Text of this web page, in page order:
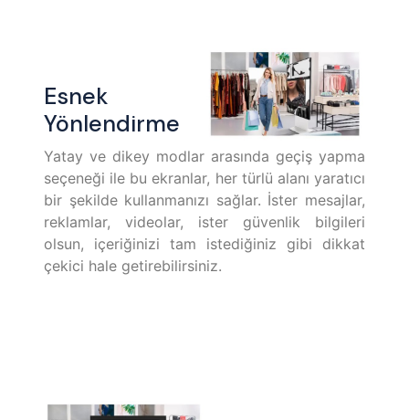
Esnek
Yönlendirme
Yatay ve dikey modlar arasında geçiş yapma
seçeneği ile bu ekranlar, her türlü alanı yaratıcı
bir şekilde kullanmanızı sağlar. İster mesajlar,
reklamlar, videolar, ister güvenlik bilgileri
olsun, içeriğinizi tam istediğiniz gibi dikkat
çekici hale getirebilirsiniz.